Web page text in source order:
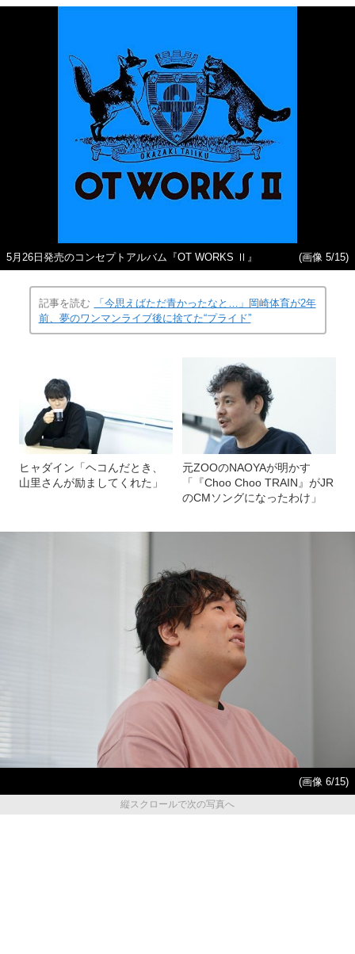
5月26日発売のコンセプトアルバム『OT WORKS Ⅱ』 (画像 5/15)
記事を読む
「今思えばただ青かったなと…」岡崎体育が2年
前、夢のワンマンライブ後に捨てた“プライド”
ヒャダイン「ヘコんだとき、
山里さんが励ましてくれた」
元ZOOのNAOYAが明かす
「『Choo Choo TRAIN』がJR
のCMソングになったわけ」
(画像 6/15)
縦スクロールで次の写真へ